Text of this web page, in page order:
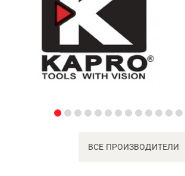
ВСЕ ПРОИЗВОДИТЕЛИ